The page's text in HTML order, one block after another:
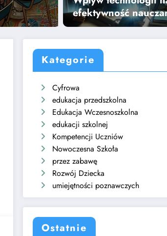
efektywność
Kategorie
Cyfrowa
edukacja przedszkolna
Edukacja Wczesnoszkolna
edukacji szkolnej
Kompetencji Uczniów
Nowoczesna Szkoła
przez zabawę
Rozwój Dziecka
umiejętności poznawczych
Ostatnie